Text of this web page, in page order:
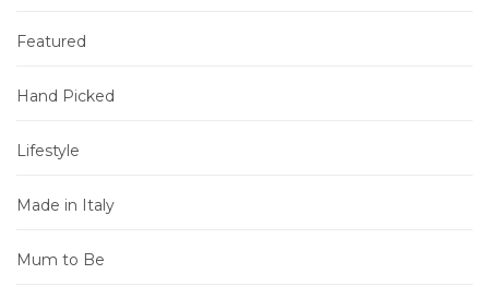
Featured
Hand Picked
Lifestyle
Made in Italy
Mum to Be